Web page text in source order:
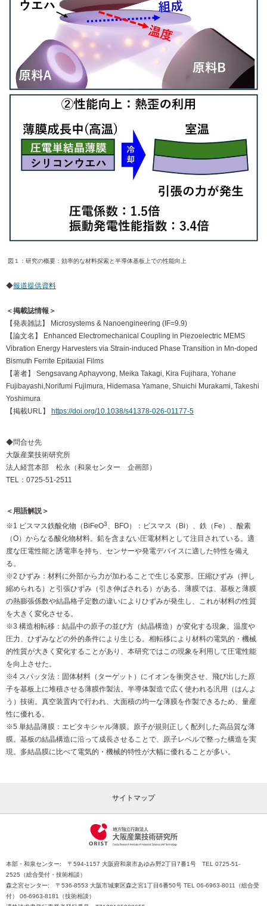
図１：研究の概要：効率的な材料探索と半導体基板上での性能向上
◆報道提供資料
＜掲載誌情報＞
【発表雑誌】 Microsystems & Nanoengineering (IF=9.9)
【論文名】 Enhanced Electromechanical Coupling in Piezoelectric MEMS
Vibration Energy Harvesters via Strain-induced Phase Transition in Mn-doped
Bismuth Ferrite Epitaxial Films
【著者】 Sengsavang Aphayvong, Meika Takagi, Kira Fujihara, Yohane
Fujibayashi,Norifumi Fujimura, Hidemasa Yamane, Shuichi Murakami, Takeshi
Yoshimura
【掲載URL】 https://doi.org/10.1038/s41378-026-01177-5
◆問合せ先
大阪産業技術研究所
法人経営本部 松永（和泉センター 企画部）
TEL：0725-51-2511
＜用語解説＞
※1 ビスマス鉄酸化物（BiFeO3、BFO）：ビスマス（Bi）、鉄（Fe）、酸素
（O）からなる酸化物材料。鉛を含まない圧電材料として注目されている。適
度な圧電性能と誘電率を持ち、センサーや発電デバイスに適した特性を備え
る。
※2 ひずみ：材料に外部から力が加わることで生じる変形。圧縮ひずみ（押し
縮められる）と引張ひずみ（引き伸ばされる）がある。薄膜では、基板と薄膜
の熱膨張係数や結晶格子定数の違いによりひずみが発生し、これが材料の性質
を大きく変化させる。
※3 構造相転移：結晶中の原子の並び方（結晶構造）が変化する現象。温度や
圧力、ひずみなどの外的条件により生じる。相転移により材料の電気的・機械
的性質が大きく変化することがあり、本研究ではこの現象を利用して圧電性能
を向上させた。
※4 スパッタ法：固体材料（ターゲット）にイオンを衝突させ、飛び出した原
子を基板上に堆積させる薄膜作製法。半導体製造で広く使われる汎用（はんよ
う）技術。真空装置内で行われ、大面積の均一な薄膜を作製できるため、量産
性に優れる。
※5 単結晶薄膜：エピタキシャル薄膜。原子が規則正しく配列した高品質な薄
膜。基板の結晶構造に沿って成長させることで、原子レベルで整った構造を実
現。多結晶膜に比べて電気的・機械的特性が大幅に優れることが多い。
サイトマップ
本部・和泉センター: 〒594-1157 大阪府和泉市あゆみ野2丁目7番1号 TEL 0725-51-
2525（総合受付・技術相談）
森之宮センター: 〒536-8553 大阪市城東区森之宮1丁目6番50号 TEL 06-6963-8011（総合受
付） 06-6963-8181（技術相談）